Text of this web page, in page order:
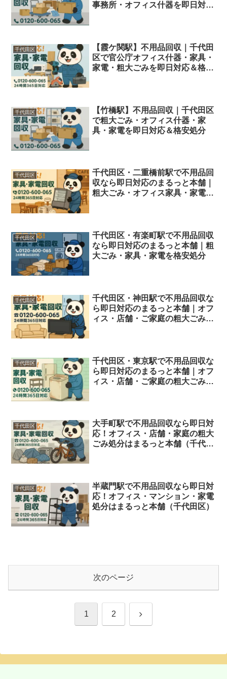
事務所・オフィス什器を即日対応
千代田区
【霞ケ関駅】不用品回収｜千代田
区で官公庁オフィス什器・家具・
家電・粗大ごみを即日対応＆格安
千代田区
【竹橋駅】不用品回収｜千代田区
で粗大ごみ・オフィス什器・家
具・家電を即日対応＆格安処分
千代田区
千代田区・二重橋前駅で不用品回
収なら即日対応のまるっと本舗｜
粗大ごみ・オフィス家具・家電を
千代田区
千代田区・有楽町駅で不用品回収
なら即日対応のまるっと本舗｜粗
大ごみ・家具・家電を格安処分
千代田区
千代田区・神田駅で不用品回収な
ら即日対応のまるっと本舗｜オフ
ィス・店舗・ご家庭の粗大ごみも
千代田区
千代田区・東京駅で不用品回収な
ら即日対応のまるっと本舗｜オフ
ィス・店舗・ご家庭の粗大ごみを
千代田区
大手町駅で不用品回収なら即日対
応！オフィス・店舗・家庭の粗大
ごみ処分はまるっと本舗（千代田
千代田区
半蔵門駅で不用品回収なら即日対
応！オフィス・マンション・家電
処分はまるっと本舗（千代田区）
次のページ
1 2 次